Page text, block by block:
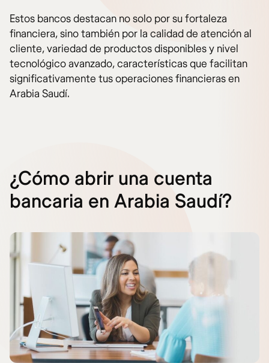
Estos bancos destacan no solo por su fortaleza
financiera, sino también por la calidad de atención al
cliente, variedad de productos disponibles y nivel
tecnológico avanzado, características que facilitan
significativamente tus operaciones financieras en
Arabia Saudí.
¿Cómo abrir una cuenta
bancaria en Arabia Saudí?